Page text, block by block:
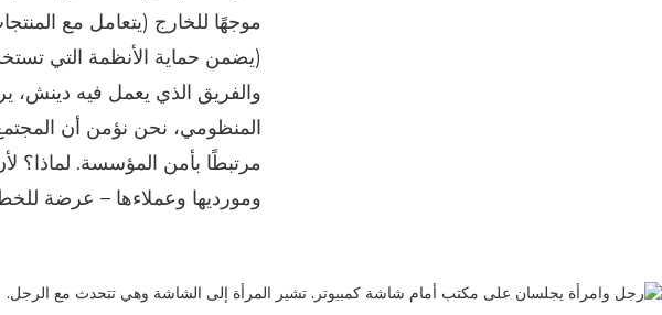
موجهًا للخارج (يتعامل مع
(يضمن حماية الأنظمة التي
والفريق الذي يعمل فيه دينش،
المنظومي، نحن نؤمن أن
مرتبطًا بأمن المؤسسة.
ومورديها وعملاءها – عرضة